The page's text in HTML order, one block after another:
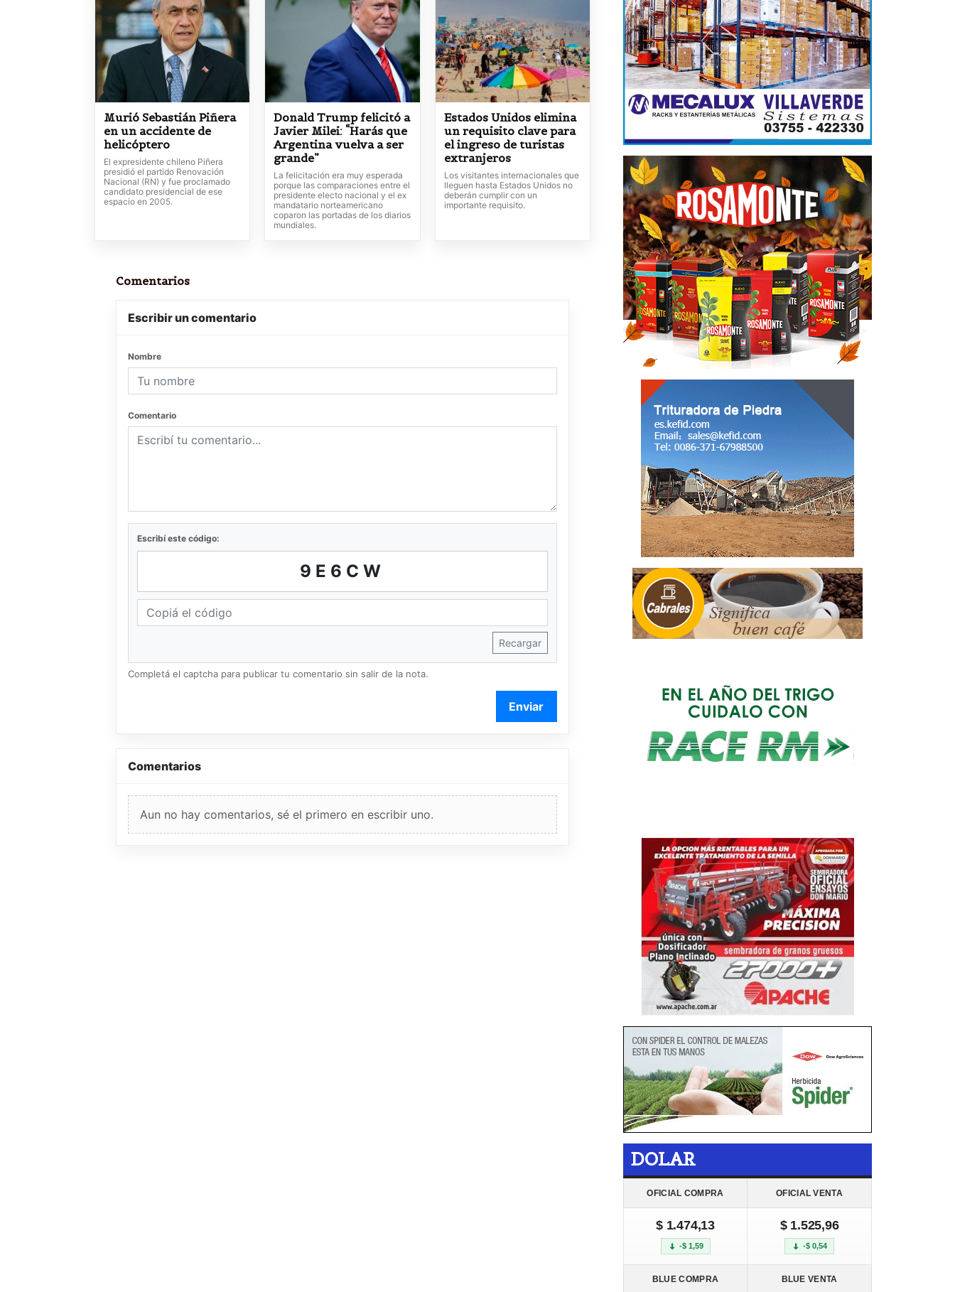
Murió Sebastián Piñera
en un accidente de
helicóptero
El expresidente chileno Piñera
presidió el partido Renovación
Nacional (RN) y fue proclamado
candidato presidencial de ese
espacio en 2005.
Donald Trump felicitó a
Javier Milei: “Harás que
Argentina vuelva a ser
grande”
La felicitación era muy esperada
porque las comparaciones entre el
presidente electo nacional y el ex
mandatario norteamericano
coparon las portadas de los diarios
mundiales.
Estados Unidos elimina
un requisito clave para
el ingreso de turistas
extranjeros
Los visitantes internacionales que
lleguen hasta Estados Unidos no
deberán cumplir con un
importante requisito.
Comentarios
Escribir un comentario
Nombre
Comentario
Escribí este código:
9E6CW
Recargar
Completá el captcha para publicar tu comentario sin salir de la nota.
Enviar
Comentarios
Aun no hay comentarios, sé el primero en escribir uno.
DOLAR
OFICIAL COMPRA OFICIAL VENTA
$ 1.474,13
-$ 1,59
$ 1.525,96
-$ 0,54
BLUE COMPRA BLUE VENTA